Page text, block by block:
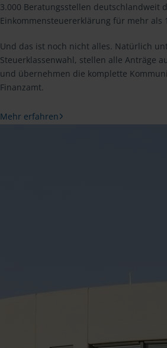
3.000 Beratungsstellen deutschlandweit
Einkommensteuererklärung für mehr als
Und das ist noch nicht alles. Natürlich
Steuerklassenwahl, stellen alle Anträge
und übernehmen die komplette
Finanzamt.
Mehr erfahren